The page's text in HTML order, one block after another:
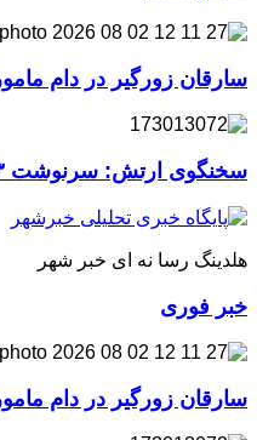
سارقان زورگیر در دام
سخنگوی ارتش: سرنوشت ۳ خلبان ما هنوز مشخص نیست
هلدینگ رسا نه ای خبر شهر
خبر فوری
سارقان زورگیر در دام